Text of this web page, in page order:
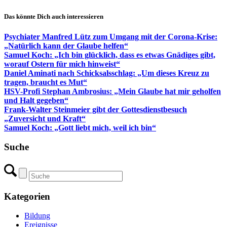
Das könnte Dich auch interessieren
Psychiater Manfred Lütz zum Umgang mit der Corona-Krise:
„Natürlich kann der Glaube helfen“
Samuel Koch: „Ich bin glücklich, dass es etwas Gnädiges gibt,
worauf Ostern für mich hinweist“
Daniel Aminati nach Schicksalsschlag: „Um dieses Kreuz zu
tragen, braucht es Mut“
HSV-Profi Stephan Ambrosius: „Mein Glaube hat mir geholfen
und Halt gegeben“
Frank-Walter Steinmeier gibt der Gottesdienstbesuch
„Zuversicht und Kraft“
Samuel Koch: „Gott liebt mich, weil ich bin“
Suche
Kategorien
Bildung
Ereignisse